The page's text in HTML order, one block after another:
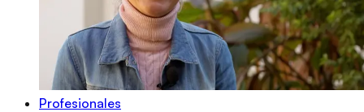
Profesionales